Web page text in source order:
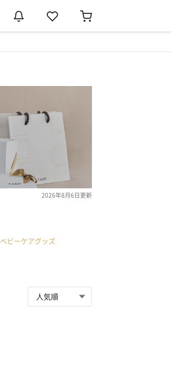
2026年8月6日更新
ベビーケアグッズ